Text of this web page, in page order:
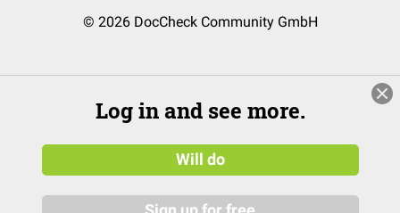
© 2026 DocCheck Community GmbH
Log in and see more.
Will do